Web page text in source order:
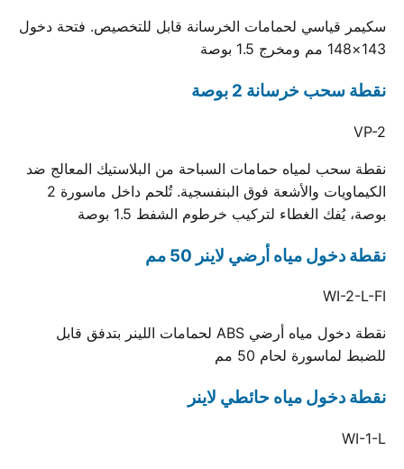
سكيمر قياسي لحمامات الخرسانة قابل للتخصيص. فتحة دخول
143×148 مم ومخرج 1.5 بوصة
نقطة سحب خرسانة 2 بوصة
VP-2
نقطة سحب لمياه حمامات السباحة من البلاستيك المعالج ضد
الكيماويات والأشعة فوق البنفسجية. تُلحم داخل ماسورة 2
بوصة، يُفك الغطاء لتركيب خرطوم الشفط 1.5 بوصة
نقطة دخول مياه أرضي لاينر 50 مم
WI-2-L-FI
نقطة دخول مياه أرضي ABS لحمامات اللينر بتدفق قابل
للضبط لماسورة لحام 50 مم
نقطة دخول مياه حائطي لاينر
WI-1-L